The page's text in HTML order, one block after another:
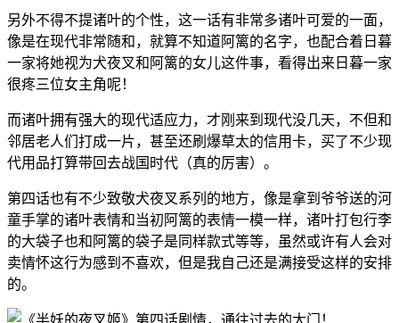
另外不得不提诸叶的个性，这一话有非常多诸叶可爱的一面，
像是在现代非常随和，就算不知道阿篱的名字，也配合着日暮
一家将她视为犬夜叉和阿篱的女儿这件事，看得出来日暮一家
很疼三位女主角呢！
而诸叶拥有强大的现代适应力，才刚来到现代没几天，不但和
邻居老人们打成一片，甚至还刷爆草太的信用卡，买了不少现
代用品打算带回去战国时代（真的厉害）。
第四话也有不少致敬犬夜叉系列的地方，像是拿到爷爷送的河
童手掌的诸叶表情和当初阿篱的表情一模一样，诸叶打包行李
的大袋子也和阿篱的袋子是同样款式等等，虽然或许有人会对
卖情怀这行为感到不喜欢，但是我自己还是满接受这样的安排
的。